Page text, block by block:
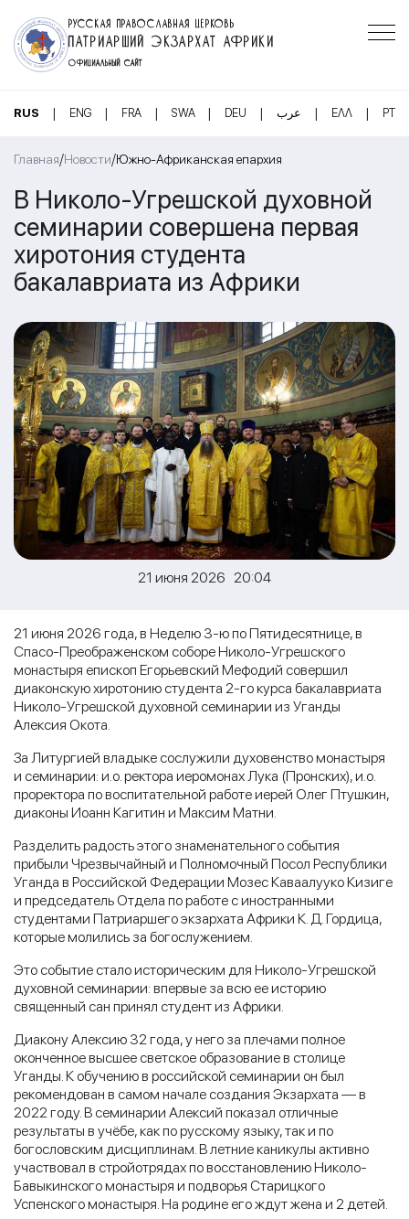
РУССКАЯ ПРАВОСЛАВНАЯ ЦЕРКОВЬ
ПАТРИАРШИЙ ЭКЗАРХАТ АФРИКИ
ОФИЦИАЛЬНЫЙ САЙТ
RUS | ENG | FRA | SWA | DEU | عرب | ΕΛΛ | PT
Главная/Новости/Южно-Африканская епархия
В Николо-Угрешской духовной
семинарии совершена первая
хиротония студента
бакалавриата из Африки
21 июня 2026 20:04
21 июня 2026 года, в Неделю 3-ю по Пятидесятнице, в
Спасо-Преображенском соборе Николо-Угрешского
монастыря епископ Егорьевский Мефодий совершил
диаконскую хиротонию студента 2-го курса бакалавриата
Николо-Угрешской духовной семинарии из Уганды
Алексия Окота.
За Литургией владыке сослужили духовенство монастыря
и семинарии: и.о. ректора иеромонах Лука (Пронских), и.о.
проректора по воспитательной работе иерей Олег Птушкин,
диаконы Иоанн Кагитин и Максим Матни.
Разделить радость этого знаменательного события
прибыли Чрезвычайный и Полномочный Посол Республики
Уганда в Российской Федерации Мозес Каваалууко Кизиге
и председатель Отдела по работе с иностранными
студентами Патриаршего экзархата Африки К. Д. Гордица,
которые молились за богослужением.
Это событие стало историческим для Николо-Угрешской
духовной семинарии: впервые за всю ее историю
священный сан принял студент из Африки.
Диакону Алексию 32 года, у него за плечами полное
оконченное высшее светское образование в столице
Уганды. К обучению в российской семинарии он был
рекомендован в самом начале создания Экзархата — в
2022 году. В семинарии Алексий показал отличные
результаты в учёбе, как по русскому языку, так и по
богословским дисциплинам. В летние каникулы активно
участвовал в стройотрядах по восстановлению Николо-
Бавыкинского монастыря и подворья Старицкого
Успенского монастыря. На родине его ждут жена и 2 детей.